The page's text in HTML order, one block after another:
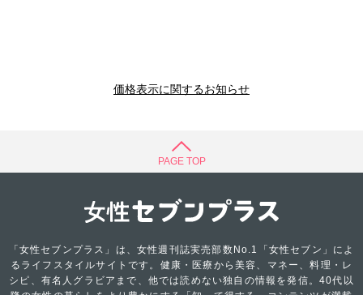
価格表示に関するお知らせ
PAGE TOP
「女性セブンプラス」は、女性週刊誌実売部数No.1「女性セブン」によ
るライフスタイルサイトです。健康・医療から美容、マネー、料理・レ
シピ、有名人グラビアまで、他では読めない独自の情報を発信。40代以